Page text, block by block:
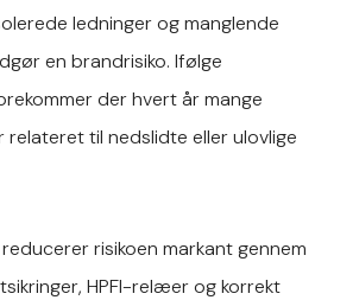
ledninger og manglende
en brandrisiko. Ifølge
der hvert år mange
til nedslidte eller ulovlige
risikoen markant gennem
HPFI-relæer og korrekt